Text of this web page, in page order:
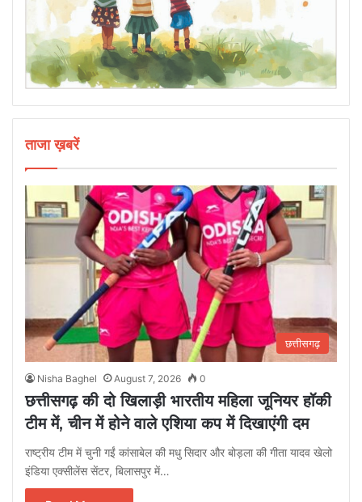
ताजा ख़बरें
छत्तीसगढ़
Nisha Baghel August 7, 2026 0
छत्तीसगढ़ की दो खिलाड़ी भारतीय महिला जूनियर हॉकी
टीम में, चीन में होने वाले एशिया कप में दिखाएंगी दम
राष्ट्रीय टीम में चुनी गईं कांसाबेल की मधु सिदार और बोड़ला की गीता यादव खेलो
इंडिया एक्सीलेंस सेंटर, बिलासपुर में…